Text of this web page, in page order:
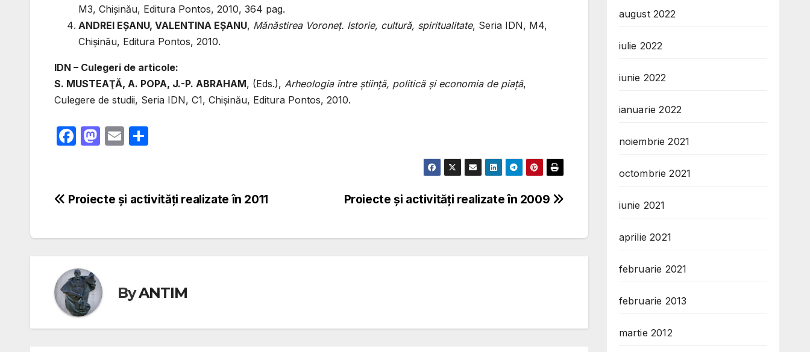
M3, Chişinău, Editura Pontos, 2010, 364 pag.
ANDREI EŞANU, VALENTINA EŞANU, Mănăstirea Voroneţ. Istorie, cultură, spiritualitate, Seria IDN, M4,
Chişinău, Editura Pontos, 2010.
IDN – Culegeri de articole:
S. MUSTEAŢĂ, A. POPA, J.-P. ABRAHAM, (Eds.), Arheologia între ştiinţă, politică şi economia de piaţă,
Culegere de studii, Seria IDN, C1, Chişinău, Editura Pontos, 2010.
F
e
o
k
M
o
o
E
je
z
Navigare
Proiecte şi activităţi realizate în 2009
Proiecte şi activităţi realizate în 2011
ByANTIM
august 2022
iulie 2022
iunie 2022
ianuarie 2022
noiembrie 2021
octombrie 2021
iunie 2021
aprilie 2021
februarie 2021
februarie 2013
martie 2012